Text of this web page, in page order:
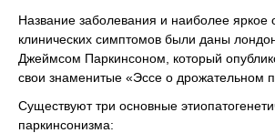
Название заболевания и наиболее яркое
клинических симптомов были даны
Джеймсом Паркинсоном, который
свои знаменитые «Эссе о дрожательном
Существуют три основные
паркинсонизма: